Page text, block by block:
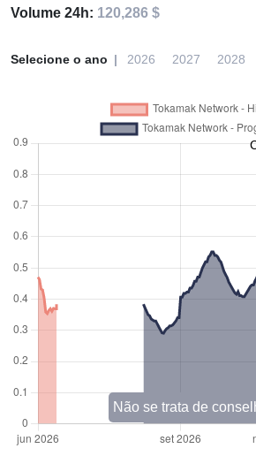
Volume 24h: 120,286 $
Selecione o ano 2026 2027 2028
Não se trata de